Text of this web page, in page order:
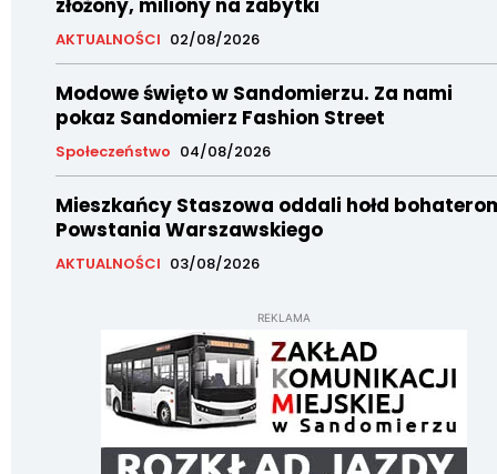
AKTUALNOŚCI 02/08/2026
Modowe święto w Sandomierzu. Za nami
pokaz Sandomierz Fashion Street
Społeczeństwo 04/08/2026
Mieszkańcy Staszowa oddali hołd
Powstania Warszawskiego
AKTUALNOŚCI 03/08/2026
REKLAMA